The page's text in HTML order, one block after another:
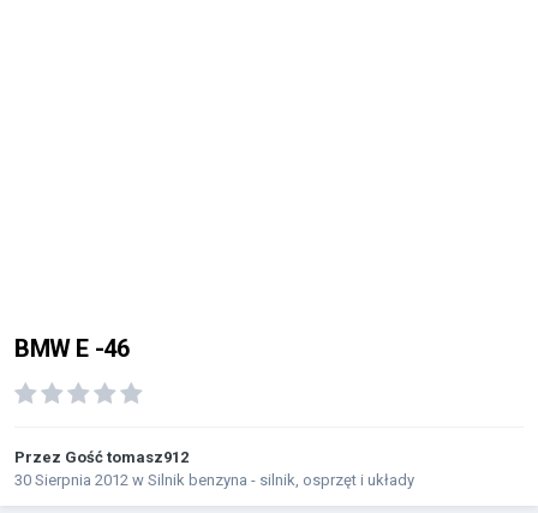
BMW E -46
Przez Gość tomasz912
30 Sierpnia 2012 w Silnik benzyna - silnik, osprzęt i układy